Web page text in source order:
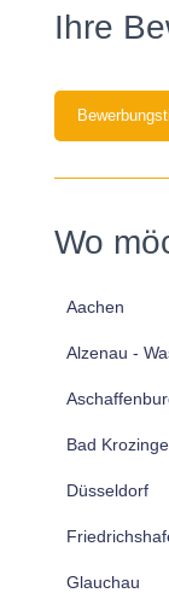
Ihre
Wo
Aachen
Alzenau -
Bad
Düsseldorf
Glauchau